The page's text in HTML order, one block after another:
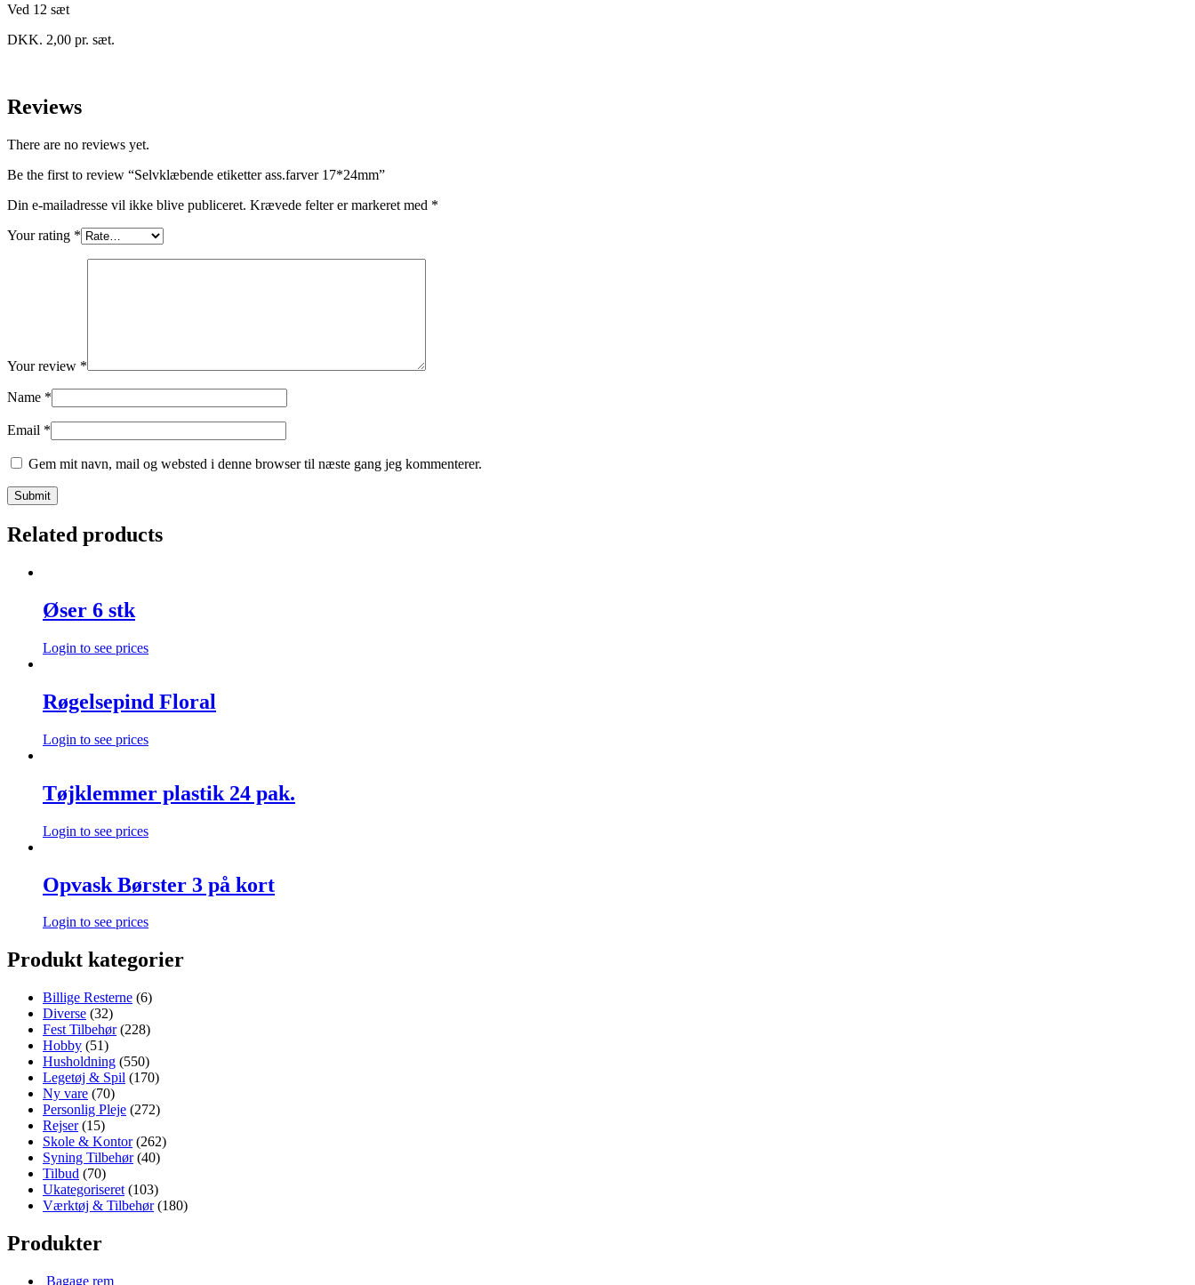
Ved 12 sæt
DKK. 2,00 pr. sæt.
Reviews
There are no reviews yet.
Be the first to review “Selvklæbende etiketter ass.farver 17*24mm”
Din e-mailadresse vil ikke blive publiceret. Krævede felter er markeret med *
Your rating *
Your review *
Name *
Email *
Gem mit navn, mail og websted i denne browser til næste gang jeg kommenterer.
Related products
Øser 6 stk
Login to see prices
Røgelsepind Floral
Login to see prices
Tøjklemmer plastik 24 pak.
Login to see prices
Opvask Børster 3 på kort
Login to see prices
Produkt kategorier
Billige Resterne (6)
Diverse (32)
Fest Tilbehør (228)
Hobby (51)
Husholdning (550)
Legetøj & Spil (170)
Ny vare (70)
Personlig Pleje (272)
Rejser (15)
Skole & Kontor (262)
Syning Tilbehør (40)
Tilbud (70)
Ukategoriseret (103)
Værktøj & Tilbehør (180)
Produkter
Bagage rem